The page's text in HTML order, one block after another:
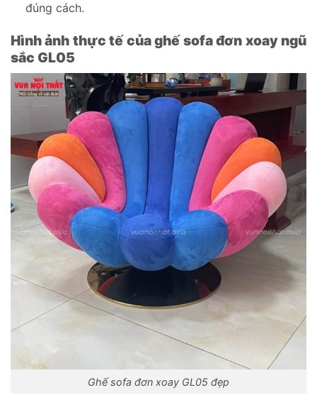
đúng cách.
Hình ảnh thực tế của ghế sofa đơn xoay ngũ
sắc GL05
Ghế sofa đơn xoay GL05 đẹp